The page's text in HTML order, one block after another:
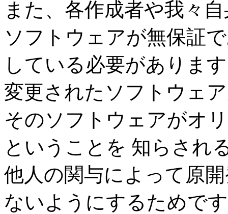
また、各作成者や我々
ソフトウェアが無保証
している必要がありま
変更されたソフトウェ
そのソフトウェアがオ
ということを 知らされ
他人の関与によって原
ないようにするためで